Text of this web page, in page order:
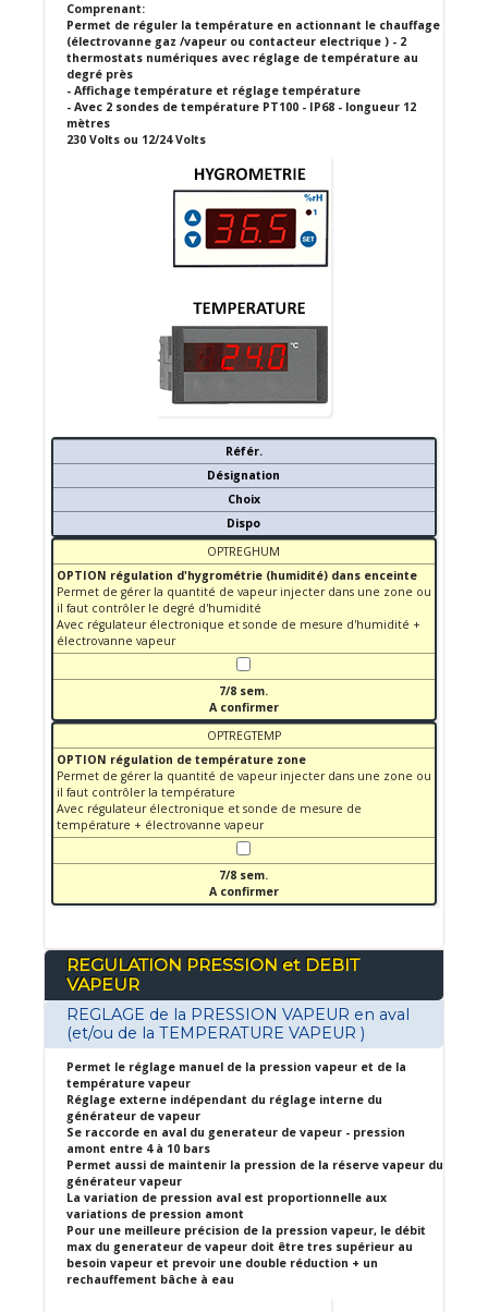
Comprenant:
Permet de réguler la température en actionnant le chauffage
(électrovanne gaz /vapeur ou contacteur electrique ) - 2
thermostats numériques avec réglage de température au
degré près
- Affichage température et réglage température
- Avec 2 sondes de température PT100 - IP68 - longueur 12
mètres
230 Volts ou 12/24 Volts
Référ.
Désignation
Choix
Dispo
OPTREGHUM
OPTION régulation d'hygrométrie (humidité) dans enceinte
Permet de gérer la quantité de vapeur injecter dans une zone ou
il faut contrôler le degré d'humidité
Avec régulateur électronique et sonde de mesure d'humidité +
électrovanne vapeur
7/8 sem.
A confirmer
OPTREGTEMP
OPTION régulation de température zone
Permet de gérer la quantité de vapeur injecter dans une zone ou
il faut contrôler la température
Avec régulateur électronique et sonde de mesure de
température + électrovanne vapeur
7/8 sem.
A confirmer
REGULATION PRESSION et DEBIT
VAPEUR
REGLAGE de la PRESSION VAPEUR en aval
(et/ou de la TEMPERATURE VAPEUR )
Permet le réglage manuel de la pression vapeur et de la
température vapeur
Réglage externe indépendant du réglage interne du
générateur de vapeur
Se raccorde en aval du generateur de vapeur - pression
amont entre 4 à 10 bars
Permet aussi de maintenir la pression de la réserve vapeur du
générateur vapeur
La variation de pression aval est proportionnelle aux
variations de pression amont
Pour une meilleure précision de la pression vapeur, le débit
max du generateur de vapeur doit être tres supérieur au
besoin vapeur et prevoir une double réduction + un
rechauffement bâche à eau